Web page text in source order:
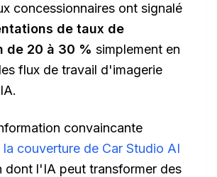
concessionnaires ont signalé
de taux de
de 20 à 30 % simplement en
flux de travail d'imagerie
convaincante
la couverture de Car Studio AI
dont l'IA peut transformer des